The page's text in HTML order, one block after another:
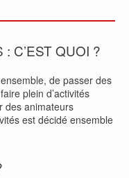
C’EST QUOI ?
de passer des
plein d’activités
des animateurs
est décidé ensemble